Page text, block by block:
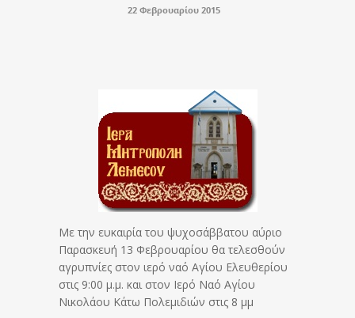
22 Φεβρουαρίου 2015
Με την ευκαιρία του ψυχοσάββατου αύριο
Παρασκευή 13 Φεβρουαρίου θα τελεσθούν
αγρυπνίες στον ιερό ναό Αγίου Ελευθερίου
στις 9:00 μ.μ. και στον Ιερό Ναό Αγίου
Νικολάου Κάτω Πολεμιδιών στις 8 μμ